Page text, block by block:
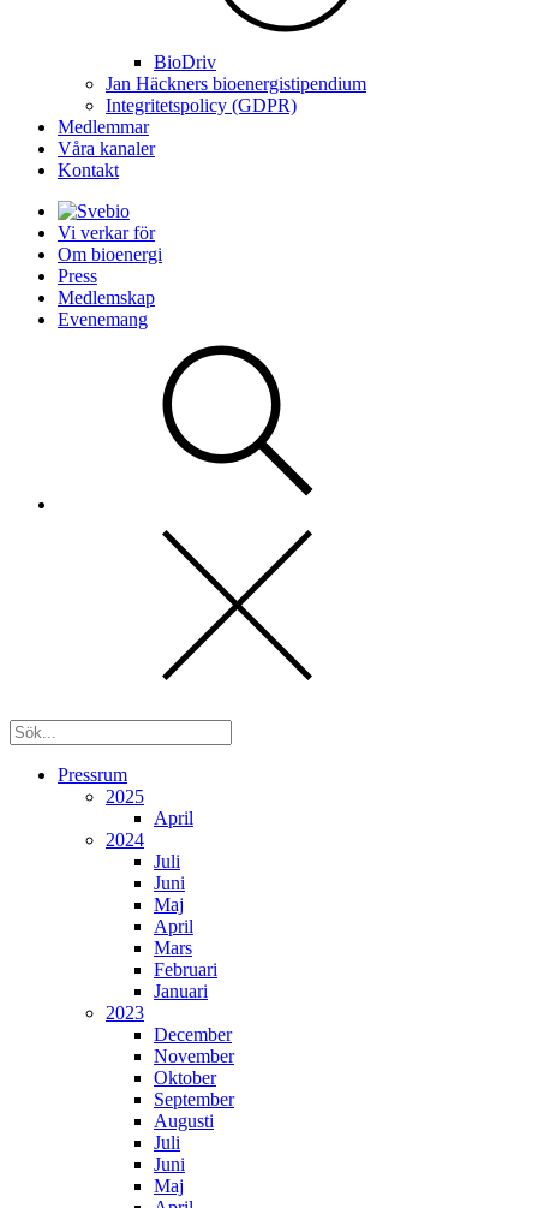
BioDriv
Jan Häckners bioenergistipendium
Integritetspolicy (GDPR)
Medlemmar
Våra kanaler
Kontakt
Vi verkar för
Om bioenergi
Press
Medlemskap
Evenemang
Pressrum
2025
April
2024
Juli
Juni
Maj
April
Mars
Februari
Januari
2023
December
November
Oktober
September
Augusti
Juli
Juni
Maj